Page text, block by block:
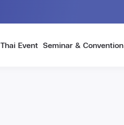
Thai Event Seminar & Convention